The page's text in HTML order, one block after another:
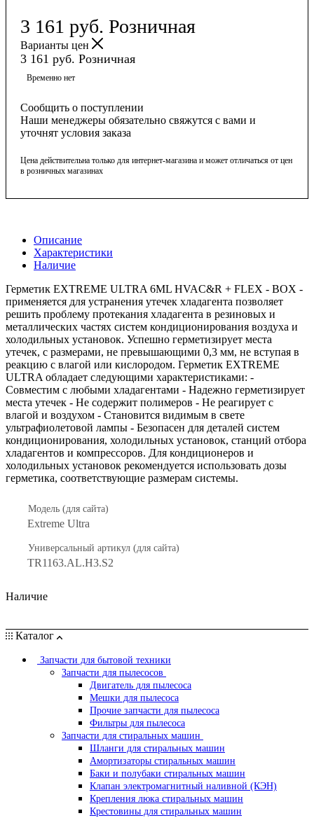
3 161 руб. Розничная
Варианты цен
3 161 руб. Розничная
Временно нет
Сообщить о поступлении
Наши менеджеры обязательно свяжутся с вами и
уточнят условия заказа
Цена действительна только для интернет-магазина и может отличаться от цен
в розничных магазинах
Описание
Характеристики
Наличие
Герметик EXTREME ULTRA 6ML HVAC&R + FLEX - BOX -
применяется для устранения утечек хладагента позволяет
решить проблему протекания хладагента в резиновых и
металлических частях систем кондиционирования воздуха и
холодильных установок. Успешно герметизирует места
утечек, с размерами, не превышающими 0,3 мм, не вступая в
реакцию с влагой или кислородом. Герметик EXTREME
ULTRA обладает следующими характеристиками: -
Совместим с любыми хладагентами - Надежно герметизирует
места утечек - Не содержит полимеров - Не реагирует с
влагой и воздухом - Становится видимым в свете
ультрафиолетовой лампы - Безопасен для деталей систем
кондиционирования, холодильных установок, станций отбора
хладагентов и компрессоров. Для кондиционеров и
холодильных установок рекомендуется использовать дозы
герметика, соответствующие размерам системы.
Модель (для сайта)
Extreme Ultra
Универсальный артикул (для сайта)
TR1163.AL.H3.S2
Наличие
Каталог
Запчасти для бытовой техники
Запчасти для пылесосов
Двигатель для пылесоса
Мешки для пылесоса
Прочие запчасти для пылесоса
Фильтры для пылесоса
Запчасти для стиральных машин
Шланги для стиральных машин
Амортизаторы стиральных машин
Баки и полубаки стиральных машин
Клапан электромагнитный наливной (КЭН)
Крепления люка стиральных машин
Крестовины для стиральных машин